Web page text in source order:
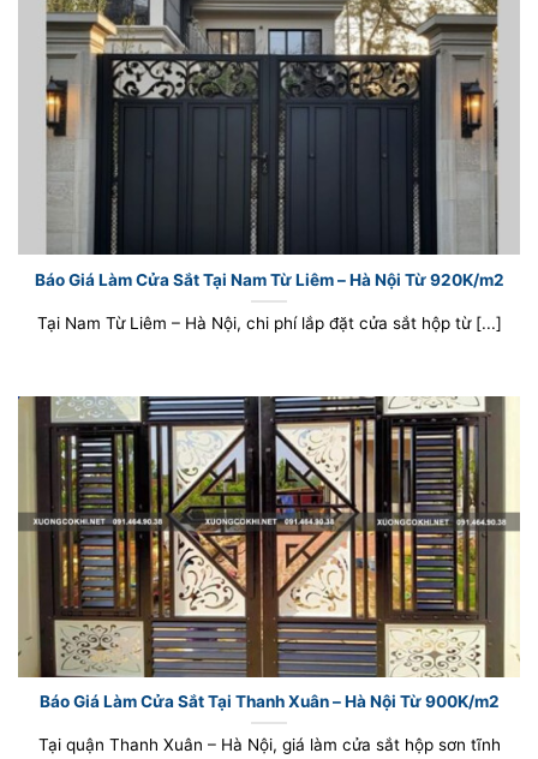
Báo Giá Làm Cửa Sắt Tại Nam Từ Liêm – Hà Nội Từ 920K/m2
Tại Nam Từ Liêm – Hà Nội, chi phí lắp đặt cửa sắt hộp từ [...]
Báo Giá Làm Cửa Sắt Tại Thanh Xuân – Hà Nội Từ 900K/m2
Tại quận Thanh Xuân – Hà Nội, giá làm cửa sắt hộp sơn tĩnh